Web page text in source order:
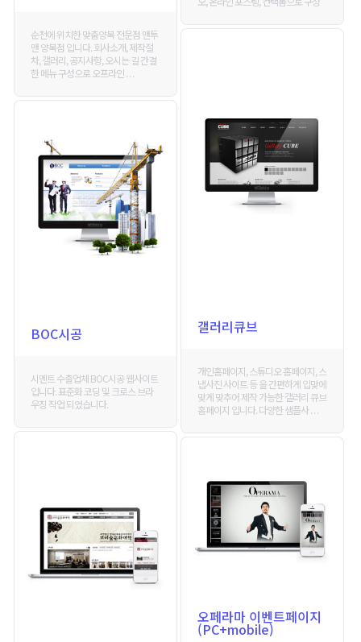
순천에 위치한 맞춤양복 전문점 맨투
맨 양복점 입니다. 회사소개, 제작절
차, 갤러리, 공지사항, 오시는 길 간결
한 메뉴 구성으로 오프라인 . . .
갤러리큐브
개인홈페이지, 스튜디오 홈페이지, 스
냅사진 사이트 등 을 간편하게 입맞에
맞게 맞추어 제작 가능한 갤러리 큐브
홈페이지 입니다. 다양한 샘플사 . . .
BOC시공
시멘트 수출업체 BOC시공 웹사이트
입니다. 표준화 코딩 및 크로스 브라
우징 작업 되었습니다.
오페라마 이벤트페이지
(PC+mobile)